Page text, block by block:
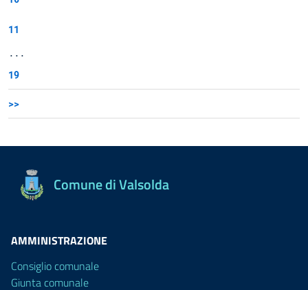
11
...
19
>>
Comune di Valsolda
AMMINISTRAZIONE
Consiglio comunale
Giunta comunale